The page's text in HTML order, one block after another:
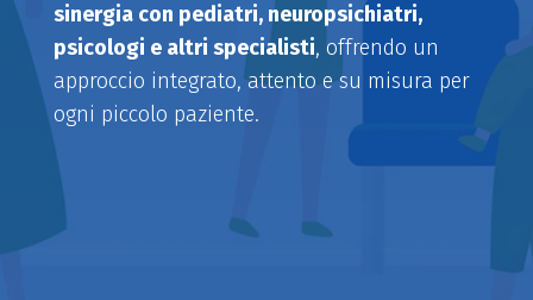
sinergia con pediatri, neuropsichiatri,
psicologi e altri specialisti, offrendo un
approccio integrato, attento e su misura per
ogni piccolo paziente.